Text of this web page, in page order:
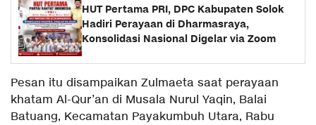
HUT Pertama PRI, DPC Kabupaten Solok
Hadiri Perayaan di Dharmasraya,
Konsolidasi Nasional Digelar via Zoom
Pesan itu disampaikan Zulmaeta saat perayaan
khatam Al-Qur’an di Musala Nurul Yaqin, Balai
Batuang, Kecamatan Payakumbuh Utara, Rabu